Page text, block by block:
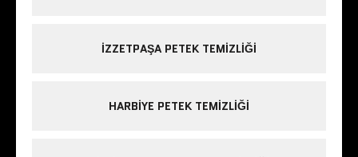
IZZETPAŞA PETEK TEMIZLIĞI
HARBIYE PETEK TEMIZLIĞI